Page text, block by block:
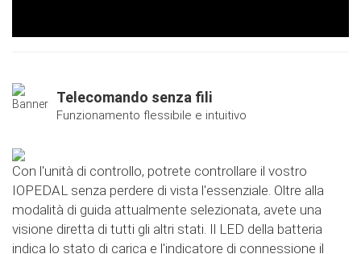
Telecomando senza fili
Funzionamento flessibile e intuitivo
Con l'unità di controllo, potrete controllare il vostro
IOPEDAL senza perdere di vista l'essenziale. Oltre alla
modalità di guida attualmente selezionata, avete una
visione diretta di tutti gli altri stati. Il LED della batteria
indica lo stato di carica e l'indicatore di connessione il